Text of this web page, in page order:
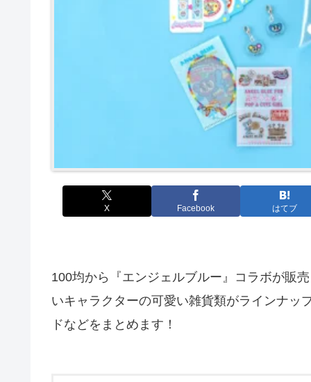
X Facebook はてブ
100均から『エンジェルブルー』コラボが販
いキャラクターの可愛い雑貨類がラインナッ
ドなどをまとめます！